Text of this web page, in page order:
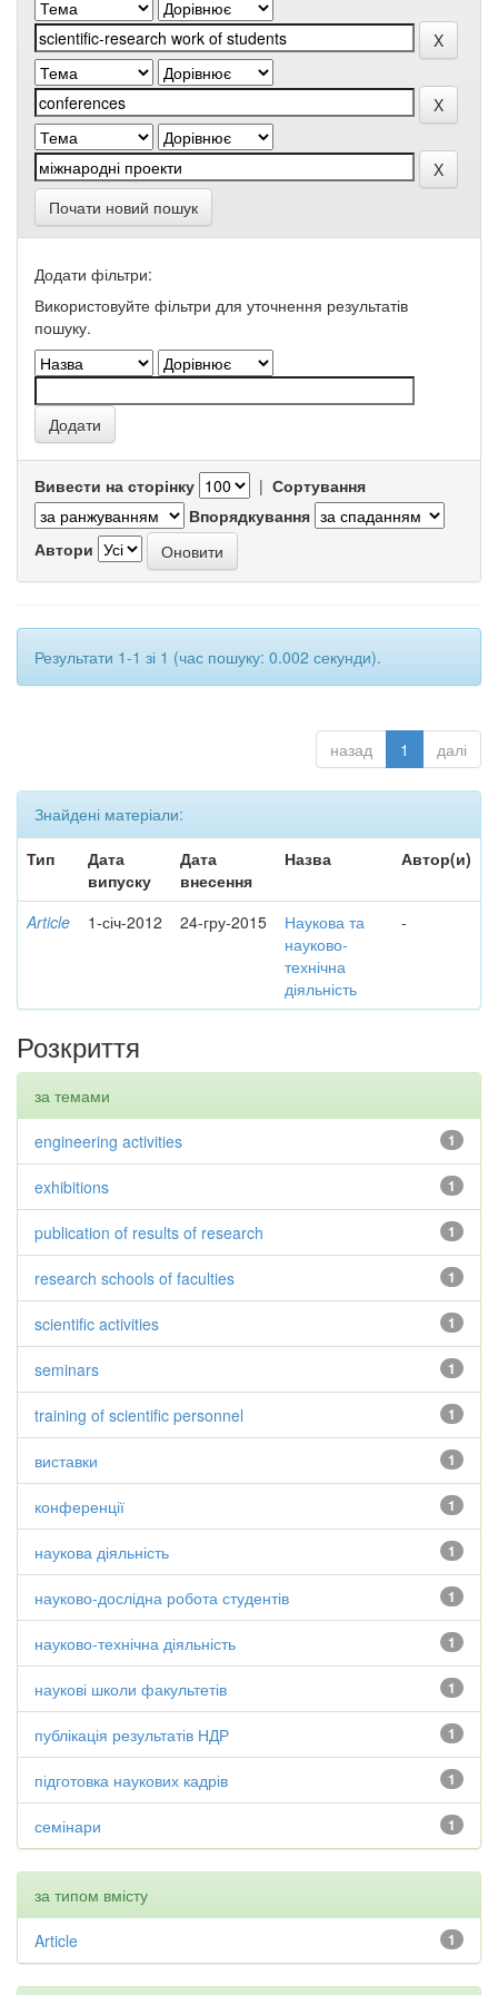
Почати новий пошук
Додати фільтри:
Використовуйте фільтри для уточнення результатів
пошуку.
Вивести на сторінку | Сортування
Впорядкування
Автори
Результати 1-1 зі 1 (час пошуку: 0.002 секунди).
назад 1 далі
Знайдені матеріали:
Тип
Дата
випуску
Дата
внесення
Назва Автор(и)
Article 1-січ-2012 24-гру-2015
Наукова та
науково-
технічна
діяльність
-
Розкриття
за темами
1
engineering activities
1
exhibitions
1
publication of results of research
1
research schools of faculties
1
scientific activities
1
seminars
1
training of scientific personnel
1
виставки
1
конференції
1
наукова діяльність
1
науково-дослідна робота студентів
1
науково-технічна діяльність
1
наукові школи факультетів
1
публікація результатів НДР
1
підготовка наукових кадрів
1
семінари
за типом вмісту
1
Article